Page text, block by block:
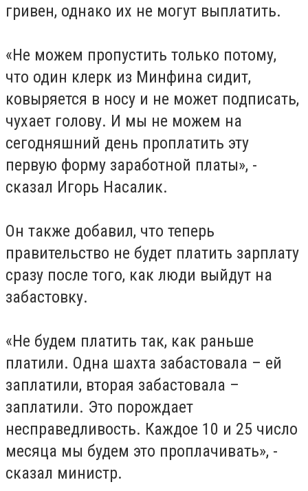
гривен, однако их не могут выплатить.
«Не можем пропустить только потому,
что один клерк из Минфина сидит,
ковыряется в носу и не может подписать,
чухает голову. И мы не можем на
сегодняшний день проплатить эту
первую форму заработной платы», -
сказал Игорь Насалик.
Он также добавил, что теперь
правительство не будет платить зарплату
сразу после того, как люди выйдут на
забастовку.
«Не будем платить так, как раньше
платили. Одна шахта забастовала – ей
заплатили, вторая забастовала –
заплатили. Это порождает
несправедливость. Каждое 10 и 25 число
месяца мы будем это проплачивать», -
сказал министр.